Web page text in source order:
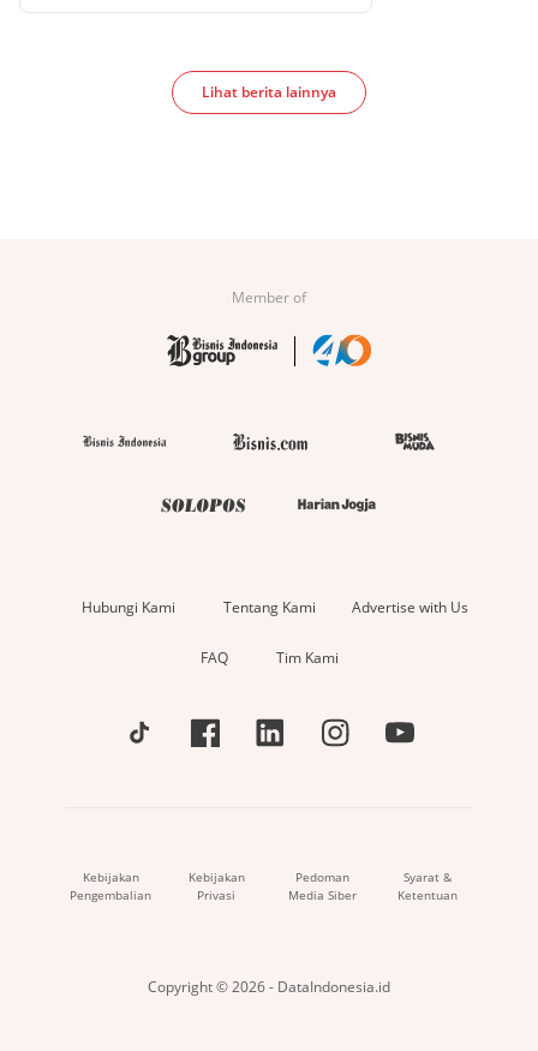
Lihat berita lainnya
Member of
Hubungi Kami Tentang Kami Advertise with Us
FAQ Tim Kami
Kebijakan
Pengembalian
Kebijakan
Privasi
Pedoman
Media Siber
Syarat &
Ketentuan
Copyright © 2026 - DataIndonesia.id